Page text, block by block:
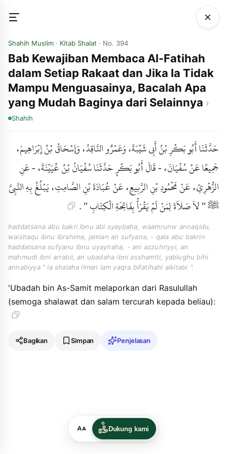
Shahih Muslim · Kitab Shalat · No. 394
Bab Kewajiban Membaca Al-Fatihah
dalam Setiap Rakaat dan Jika Ia Tidak
Mampu Menguasainya, Bacalah Apa
yang Mudah Baginya dari Selainnya
Shahih
حَدَّثَنَا أَبُو بَكْرِ بْنُ أَبِي شَيْبَةَ، وَعَمْرٌو النَّاقِدُ، وَإِسْحَاقُ بْنُ إِبْرَاهِيمَ،
جَمِيعًا عَنْ سُفْيَانَ، - قَالَ أَبُو بَكْرٍ حَدَّثَنَا سُفْيَانُ بْنُ عُيَيْنَةَ، - عَنِ
الزُّهْرِيِّ، عَنْ مَحْمُودِ بْنِ الرَّبِيعِ، عَنْ عُبَادَةَ بْنِ الصَّامِتِ، يَبْلُغُ بِهِ النَّبِيَّ
ﷺ " لاَ صَلاَةَ لِمَنْ لَمْ يَقْرَأْ بِفَاتِحَةِ الْكِتَابِ " .
haddatsana abu bakri ibnu abi syaybaha, waamrunw annaqidu,
waishaqu ibnu ibrahima, jamian an sufyana, - qala abu bakrin
haddatsana sufyanu ibnu uyaynaha, - ani azzuhriyyi, an
mahmudi ibni arrabii, an ubadaha ibni asshamiti, yablughu bihi
annabiyya " la shalaha liman lam yaqra bifatihahi alkitabi ".
'Ubadah bin As-Samit melaporkan dari Rasulullah
(semoga shalawat dan salam tercurah kepada beliau):
Bagikan Simpan Penjelasan
Dukung kami